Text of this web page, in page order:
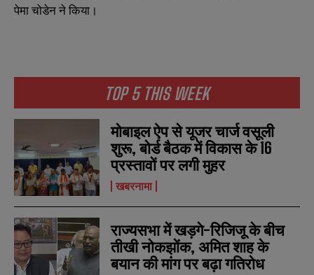
N
N
TOP 5 THIS WEEK
मोबाइल ऐप से यूजर चार्ज वसूली
शुरू, बोर्ड बैठक में विकास के 16
प्रस्तावों पर लगी मुहर
खबरनामा
राज्यसभा में खड़गे-रिजिजू के बीच
तीखी नोकझोंक, अमित शाह के
बयान की मांग पर बढ़ा गतिरोध
पेमा चोडेन ने किया।